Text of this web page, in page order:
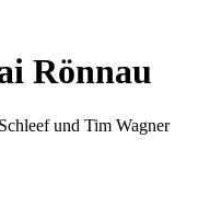
Rönnau
und Tim Wagner